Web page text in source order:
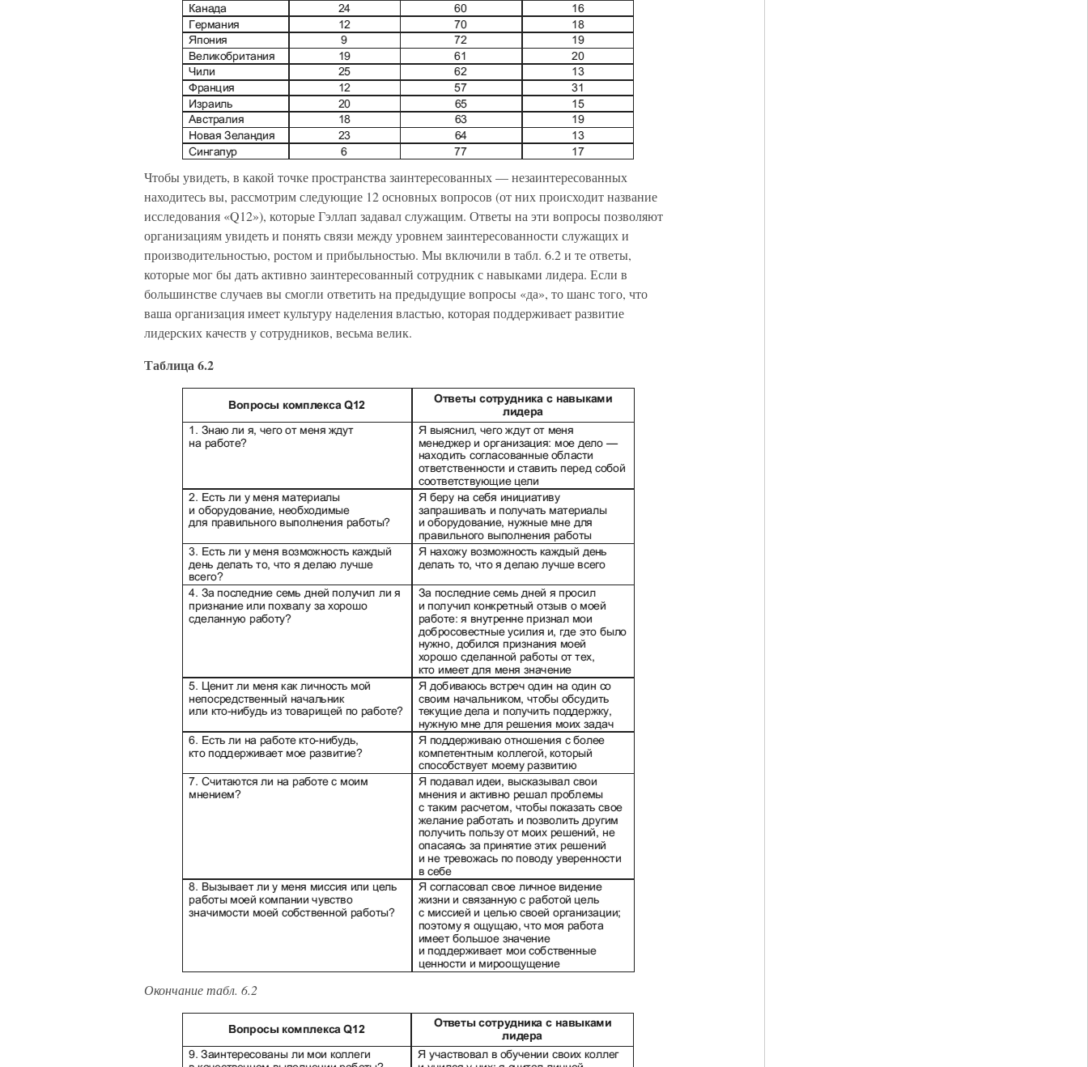
Чтобы увидеть, в какой точке пространства заинтересованных — незаинтересованных
находитесь вы, рассмотрим следующие 12 основных вопросов (от них происходит название
исследования «Q12»), которые Гэллап задавал служащим. Ответы на эти вопросы позволяют
организациям увидеть и понять связи между уровнем заинтересованности служащих и
производительностью, ростом и прибыльностью. Мы включили в табл. 6.2 и те ответы,
которые мог бы дать активно заинтересованный сотрудник с навыками лидера. Если в
большинстве случаев вы смогли ответить на предыдущие вопросы «да», то шанс того, что
ваша организация имеет культуру наделения властью, которая поддерживает развитие
лидерских качеств у сотрудников, весьма велик.
Таблица 6.2
Окончание табл. 6.2